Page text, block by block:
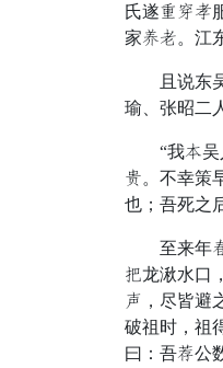
氏遂村兼愧
家坐进。江
且说东吴
瑜、张昭二
“我酒吴人
屋。不幸策
也；吾死之
至来年忆
忧龙湫水口
玉，尽皆避
破祖时，祖
曰：吾昌公